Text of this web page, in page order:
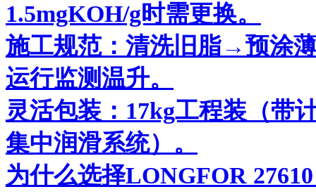
1.5mgKOH/g时需更换。
施工规范：清洗旧脂→预涂
运行监测温升。
灵活包装：17kg工程装（带
集中润滑系统）。
为什么选择LONGFOR